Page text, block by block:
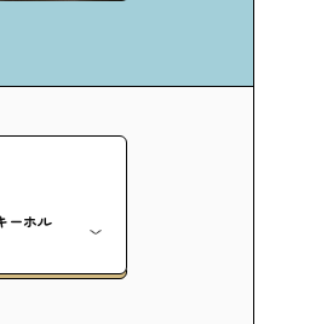
ーホル